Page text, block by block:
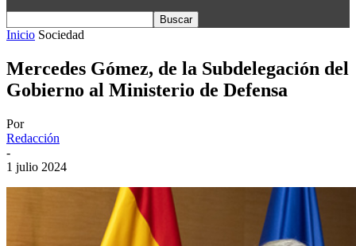
Inicio Sociedad
Mercedes Gómez, de la Subdelegación del
Gobierno al Ministerio de Defensa
Por
Redacción
-
1 julio 2024